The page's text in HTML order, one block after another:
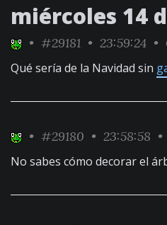
miércoles 14
• #29181 • 23:59:24 •
Qué sería de la Navidad sin
• #29180 • 23:58:58 •
No sabes cómo decorar el